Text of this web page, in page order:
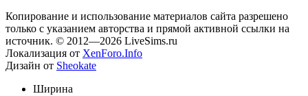
Копирование и использование материалов сайта разрешено
только с указанием авторства и прямой активной ссылки на
источник. © 2012—2026 LiveSims.ru
Локализация от XenForo.Info
Дизайн от Sheokate
Ширина